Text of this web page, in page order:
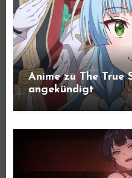
Anime zu The True
angekündigt